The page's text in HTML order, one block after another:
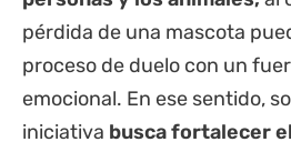
pérdida de una mascota
proceso de duelo con un
emocional. En ese sentido,
iniciativa busca fortalecer